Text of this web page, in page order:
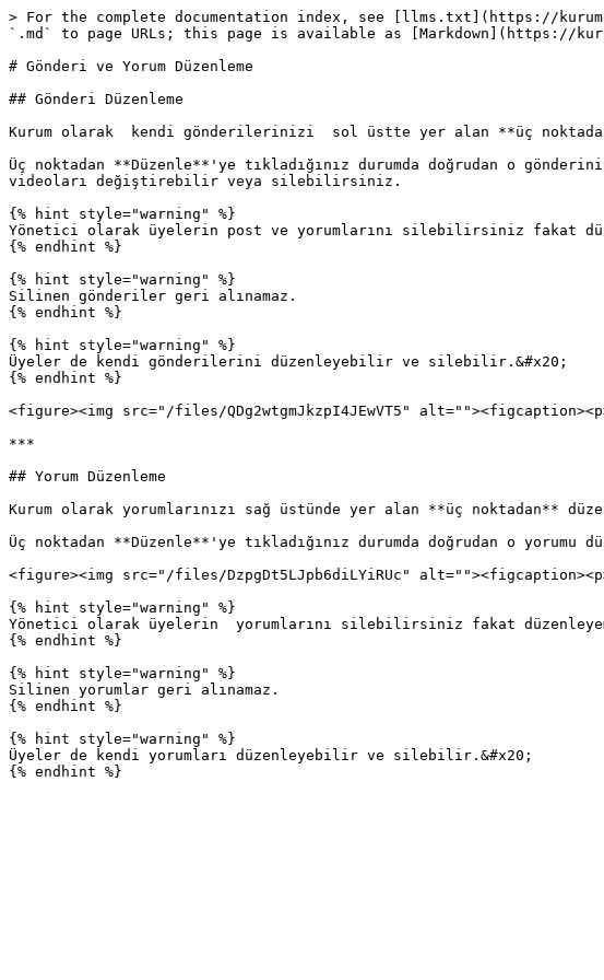
> For the complete documentation index, see [llms.txt](https://
`.md` to page URLs; this page is available as [Markdown](https://
# Gönderi ve Yorum Düzenleme
## Gönderi Düzenleme
Kurum olarak  kendi gönderilerinizi  sol üstte yer alan **üç
Üç noktadan **Düzenle**'ye tıkladığınız durumda doğrudan o
videoları değiştirebilir veya silebilirsiniz.
{% hint style="warning" %}
Yönetici olarak üyelerin post ve yorumlarını silebilirsiniz fakat
{% endhint %}
{% hint style="warning" %}
Silinen gönderiler geri alınamaz.
{% endhint %}
{% hint style="warning" %}
Üyeler de kendi gönderilerini düzenleyebilir ve silebilir.&#x20;
{% endhint %}
<figure><img src="/files/QDg2wtgmJkzpI4JEwVT5"
***
## Yorum Düzenleme
Kurum olarak yorumlarınızı sağ üstünde yer alan **üç noktadan**
Üç noktadan **Düzenle**'ye tıkladığınız durumda doğrudan o
<figure><img src="/files/DzpgDt5LJpb6diLYiRUc"
{% hint style="warning" %}
Yönetici olarak üyelerin  yorumlarını silebilirsiniz fakat
{% endhint %}
{% hint style="warning" %}
Silinen yorumlar geri alınamaz.
{% endhint %}
{% hint style="warning" %}
Üyeler de kendi yorumları düzenleyebilir ve silebilir.&#x20;